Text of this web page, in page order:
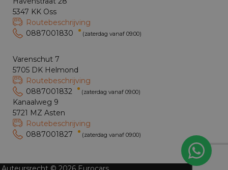
5347 KK Oss
Routebeschrijving
0887001830
(zaterdag vanaf 09:00)
Varenschut 7
5705 DK Helmond
Routebeschrijving
0887001832
(zaterdag vanaf 09:00)
Kanaalweg 9
5721 MZ Asten
Routebeschrijving
0887001827
(zaterdag vanaf 09:00)